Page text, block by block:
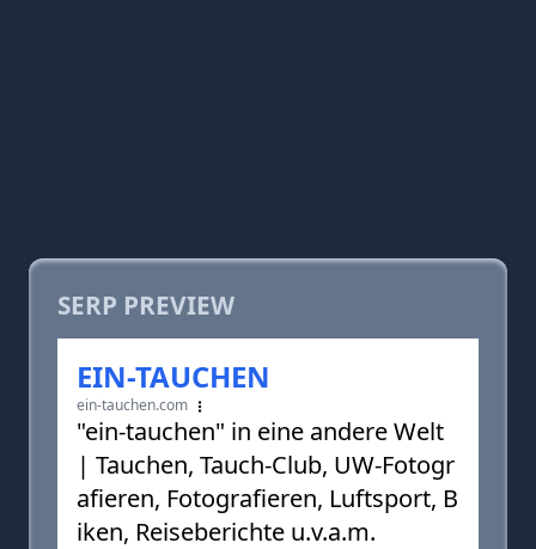
SERP PREVIEW
EIN-TAUCHEN
ein-tauchen.com
"ein-tauchen" in eine andere Welt
| Tauchen, Tauch-Club, UW-Fotogr
afieren, Fotografieren, Luftsport, B
iken, Reiseberichte u.v.a.m.